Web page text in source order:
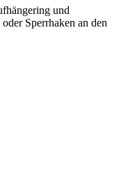
und
Sperrhaken an den